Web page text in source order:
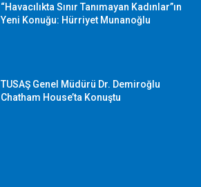
“Havacılıkta Sınır Tanımayan Kadınlar”ın
Yeni Konuğu: Hürriyet Munanoğlu
TUSAŞ Genel Müdürü Dr. Demiroğlu
Chatham House’ta Konuştu